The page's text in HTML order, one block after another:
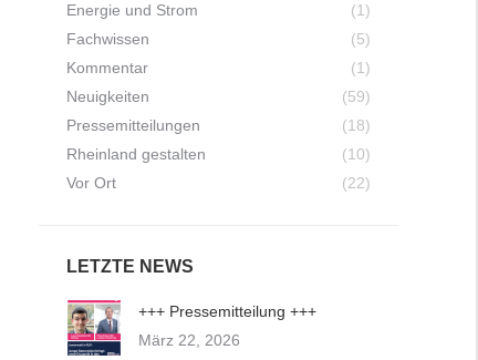
Energie und Strom
(1)
Fachwissen
(5)
Kommentar
(1)
Neuigkeiten
(59)
Pressemitteilungen
(18)
Rheinland gestalten
(10)
Vor Ort
(22)
LETZTE NEWS
+++ Pressemitteilung +++
März 22, 2026